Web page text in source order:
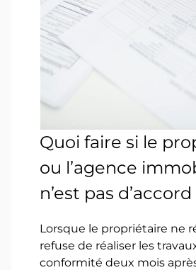
Quoi faire si le
ou l’agence
n’est pas d’accord
Lorsque le propriétaire ne
refuse de réaliser les
conformité deux mois